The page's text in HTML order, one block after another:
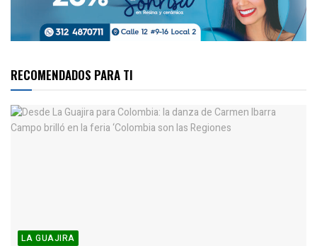
RECOMENDADOS PARA TI
LA GUAJIRA